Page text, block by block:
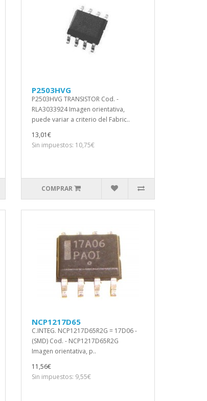
P2503HVG
P2503HVG TRANSISTOR Cod. -
RLA3033924 Imagen orientativa,
puede variar a criterio del Fabric..
13,01€
Sin impuestos: 10,75€
COMPRAR
NCP1217D65
C.INTEG. NCP1217D65R2G = 17D06 -
(SMD) Cod. - NCP1217D65R2G
Imagen orientativa, p..
11,56€
Sin impuestos: 9,55€